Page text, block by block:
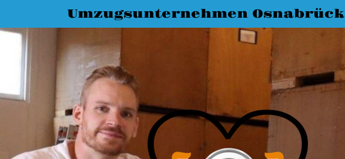
Umzugsunternehmen Osnabrück